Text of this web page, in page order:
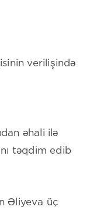
verilişində
əhali ilə
təqdim edib
Əliyeva üç